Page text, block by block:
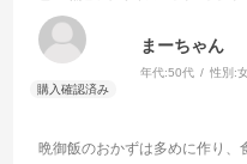
まーちゃん
年代:50代 性別:
晩御飯のおかずは多めに作り